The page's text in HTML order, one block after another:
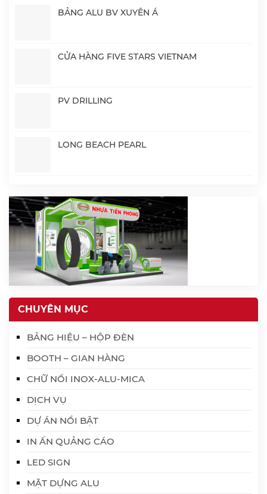
BẢNG ALU BV XUYÊN Á
CỬA HÀNG FIVE STARS VIETNAM
PV DRILLING
LONG BEACH PEARL
CHUYÊN MỤC
BẢNG HIỆU – HỘP ĐÈN
BOOTH – GIAN HÀNG
CHỮ NỔI INOX-ALU-MICA
DỊCH VỤ
DỰ ÁN NỔI BẬT
IN ẤN QUẢNG CÁO
LED SIGN
MẶT DỰNG ALU